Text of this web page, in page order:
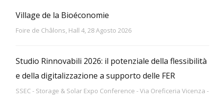
Village de la Bioéconomie
Foire de Châlons, Hall 4, 28 Agosto 2026
Studio Rinnovabili 2026: il potenziale della flessibilità
e della digitalizzazione a supporto delle FER
SSEC - Storage & Solar Expo Conference - Via Oreficeria Vicenza -